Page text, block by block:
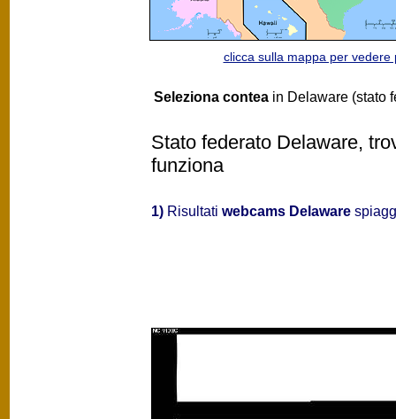
clicca sulla mappa per vedere
Seleziona contea in Delaware (stato
Stato federato Delaware,
funziona
1) Risultati webcams Delaware